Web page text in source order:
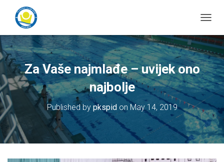
o
g
g
l
e
N
a
v
i
g
a
t
o
Za Vaše najmlađe – uvijek ono
najbolje
Published by pkspidon May 14, 2019